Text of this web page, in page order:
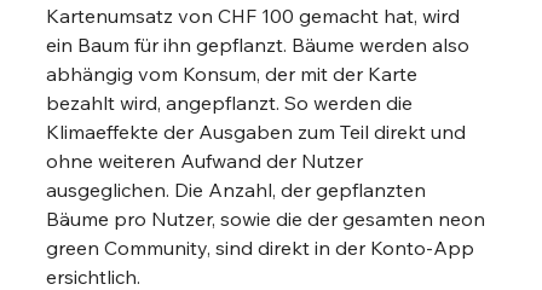
Kartenumsatz von CHF 100 gemacht hat, wird
ein Baum für ihn gepflanzt. Bäume werden also
abhängig vom Konsum, der mit der Karte
bezahlt wird, angepflanzt. So werden die
Klimaeffekte der Ausgaben zum Teil direkt und
ohne weiteren Aufwand der Nutzer
ausgeglichen. Die Anzahl, der gepflanzten
Bäume pro Nutzer, sowie die der gesamten neon
green Community, sind direkt in der Konto-App
ersichtlich.